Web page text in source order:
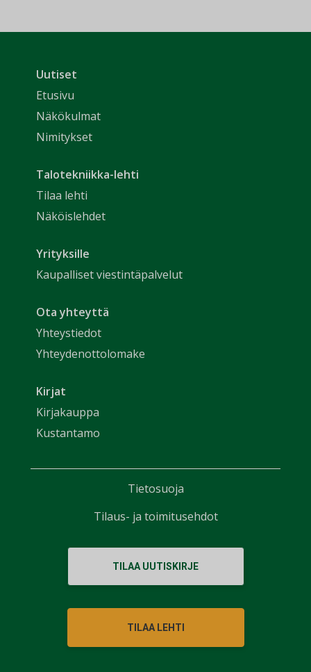
Uutiset
Etusivu
Näkökulmat
Nimitykset
Talotekniikka-lehti
Tilaa lehti
Näköislehdet
Yrityksille
Kaupalliset viestintäpalvelut
Ota yhteyttä
Yhteystiedot
Yhteydenottolomake
Kirjat
Kirjakauppa
Kustantamo
TILAA UUTISKIRJE
TILAA LEHTI
Tietosuoja
Tilaus- ja toimitusehdot